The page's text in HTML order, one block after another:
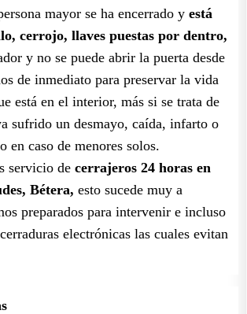
mayor se ha encerrado y está
cerrojo, llaves puestas por dentro,
y no se puede abrir la puerta desde
de inmediato para preservar la vida
está en el interior, más si se trata de
sufrido un desmayo, caída, infarto o
en caso de menores solos.
servicio de cerrajeros 24 horas en
Bétera, esto sucede muy a
preparados para intervenir e incluso
electrónicas las cuales evitan